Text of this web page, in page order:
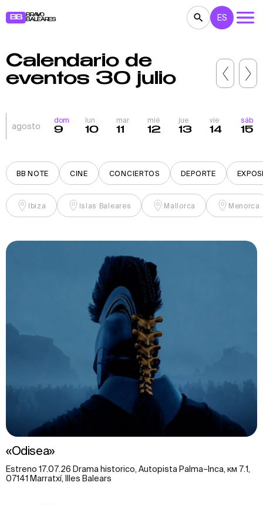
BB
BRAVO
BALEARES
CONCIERTOS TEATRO
EXPOSICIONES FESTIVALES DEPORTE
PARA NIÑOS BB NOTE
ES
Calendario de
eventos 30 julio
agosto
dom
9
lun
10
mar
11
mié
12
jue
13
vie
14
sáb
15
BB NOTE CINE CONCIERTOS DEPORTE
Ibiza Islas Baleares Mallorca Menorca
«Odisea»
Estreno 17.07.26 Drama historico, Autopista Palma–Inca, км 7.1,
07141 Marratxí, Illes Balears